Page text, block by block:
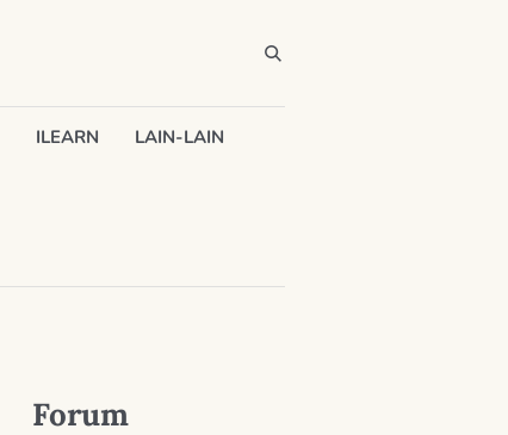
ILEARN LAIN-LAIN
Forum